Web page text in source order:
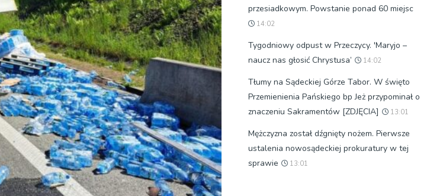
przesiadkowym. Powstanie ponad 60 miejsc
14:02
Tygodniowy odpust w Przeczycy. 'Maryjo –
naucz nas głosić Chrystusa’
14:02
Tłumy na Sądeckiej Górze Tabor. W święto
Przemienienia Pańskiego bp Jeż przypominał o
znaczeniu Sakramentów [ZDJĘCIA]
13:01
Mężczyzna został dźgnięty nożem. Pierwsze
ustalenia nowosądeckiej prokuratury w tej
sprawie
13:01